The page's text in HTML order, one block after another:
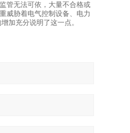
管无法可依，大量不合格或
威胁着电气控制设备、电力
加充分说明了这一点。